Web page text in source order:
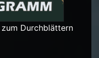
Durchblättern